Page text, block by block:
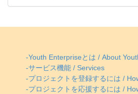
-Youth Enterpriseとは / About
-サービス機能 / Services
-プロジェクトを登録するには /
-プロジェクトを応援するには /